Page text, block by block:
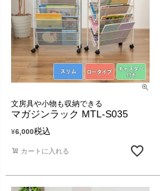
文房具や小物も収納できる
マガジンラック MTL-S035
¥6,000税込
カートに入れる